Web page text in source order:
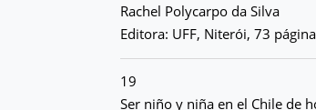
Rachel Polycarpo da Silva
Editora: UFF, Niterói, 73
19
Ser niño y niña en el Chile de